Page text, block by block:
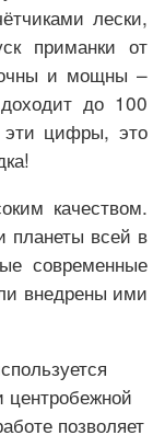
лески,
приманки от
и мощны –
до 100
эти цифры, это
качеством.
планеты всей в
современные
внедрены ими
центробежной
позволяет